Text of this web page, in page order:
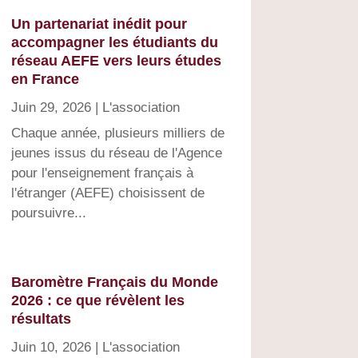
Un partenariat inédit pour
accompagner les étudiants du
réseau AEFE vers leurs études
en France
Juin 29, 2026| L'association
Chaque année, plusieurs milliers de
jeunes issus du réseau de l'Agence
pour l'enseignement français à
l'étranger (AEFE) choisissent de
poursuivre...
Baromètre Français du Monde
2026 : ce que révèlent les
résultats
Juin 10, 2026| L'association